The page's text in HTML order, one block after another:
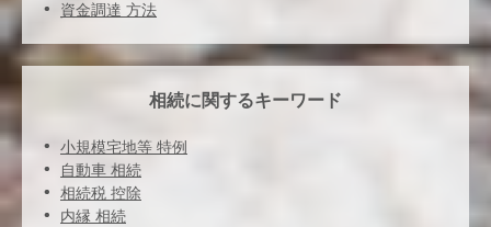
資金調達 方法
相続に関するキーワード
小規模宅地等 特例
自動車 相続
相続税 控除
内縁 相続